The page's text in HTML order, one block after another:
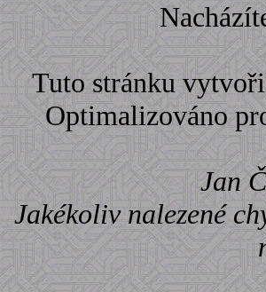
Tuto stránku
Optimalizováno
Jan
Jakékoliv nalezené